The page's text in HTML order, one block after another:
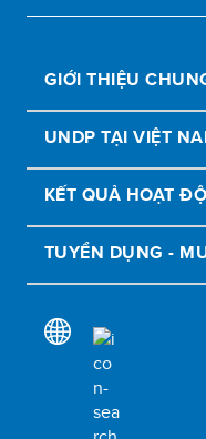
GIỚI THIỆU
UNDP TẠI VIỆT
KẾT QUẢ HOẠT
TUYỂN DỤNG -